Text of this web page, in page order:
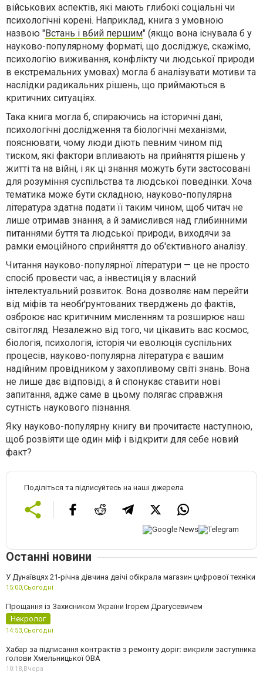
військових аспектів, які мають глибокі соціальні чи
психологічні корені. Наприклад, книга з умовною
назвою "Встань і вбий першим" (якщо вона існувала б у
науково-популярному форматі, що досліджує, скажімо,
психологію виживання, конфлікту чи людської природи
в екстремальних умовах) могла б аналізувати мотиви та
наслідки радикальних рішень, що приймаються в
критичних ситуаціях.
Така книга могла б, спираючись на історичні дані,
психологічні дослідження та біологічні механізми,
пояснювати, чому люди діють певним чином під
тиском, які фактори впливають на прийняття рішень у
житті та на війні, і як ці знання можуть бути застосовані
для розуміння суспільства та людської поведінки. Хоча
тематика може бути складною, науково-популярна
література здатна подати її таким чином, щоб читач не
лише отримав знання, а й замислився над глибинними
питаннями буття та людської природи, виходячи за
рамки емоційного сприйняття до об'єктивного аналізу.
Читання науково-популярної літератури — це не просто
спосіб провести час, а інвестиція у власний
інтелектуальний розвиток. Вона дозволяє нам перейти
від міфів та необґрунтованих тверджень до фактів,
озброює нас критичним мисленням та розширює наш
світогляд. Незалежно від того, чи цікавить вас космос,
біологія, психологія, історія чи еволюція суспільних
процесів, науково-популярна література є вашим
надійним провідником у захопливому світі знань. Вона
не лише дає відповіді, а й спонукає ставити нові
запитання, адже саме в цьому полягає справжня
сутність наукового пізнання.
Яку науково-популярну книгу ви прочитаєте наступною,
щоб розвіяти ще один міф і відкрити для себе новий
факт?
Поділіться та підписуйтесь на наші джерела
Останні новини
У Дунаївцях 21-річна дівчина двічі обікрала магазин цифрової техніки
15:00,Сьогодні
Прощання із Захисником України Ігорем Драгусевичем
Некролог
14:53,Сьогодні
Хабар за підписання контрактів з ремонту доріг: викрили заступника
голови Хмельницької ОВА
10:18,Вчора